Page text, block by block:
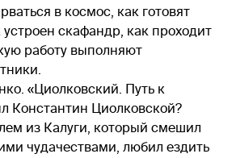
в космос, как готовят
устроен скафандр, как проходит
работу выполняют
«Циолковский. Путь к
Константин Циолковской?
из Калуги, который смешил
чудачествами, любил ездить